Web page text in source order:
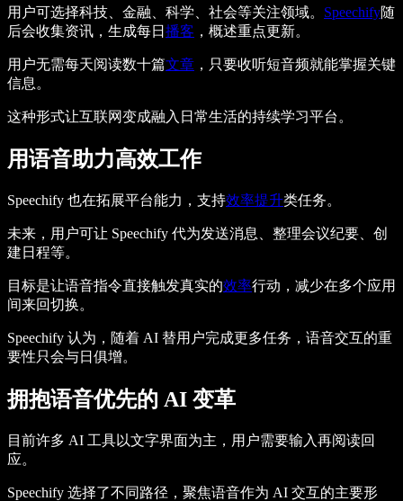
用户可选择科技、金融、科学、社会等关注领域。 Speechify随
后会收集资讯，生成每日 播客 ，概述重点更新。
用户无需每天阅读数十篇文章 ，只要收听短音频就能掌握关键
信息。
这种形式让互联网变成融入日常生活的持续学习平台。
用语音助力高效工作
Speechify 也在拓展平台能力，支持效率提升类任务。
未来，用户可让 Speechify 代为发送消息、整理会议纪要、创
建日程等。
目标是让语音指令直接触发真实的效率行动，减少在多个应用
间来回切换。
Speechify 认为，随着 AI 替用户完成更多任务，语音交互的重
要性只会与日俱增。
拥抱语音优先的 AI 变革
目前许多 AI 工具以文字界面为主，用户需要输入再阅读回
应。
Speechify 选择了不同路径，聚焦语音作为 AI 交互的主要形